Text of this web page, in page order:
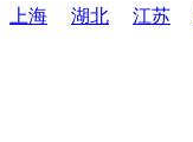
上海 湖北 江苏